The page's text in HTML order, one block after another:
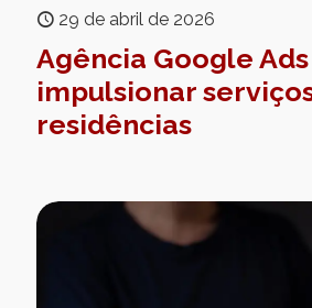
29 de abril de 2026
Agência Google
impulsionar
residências